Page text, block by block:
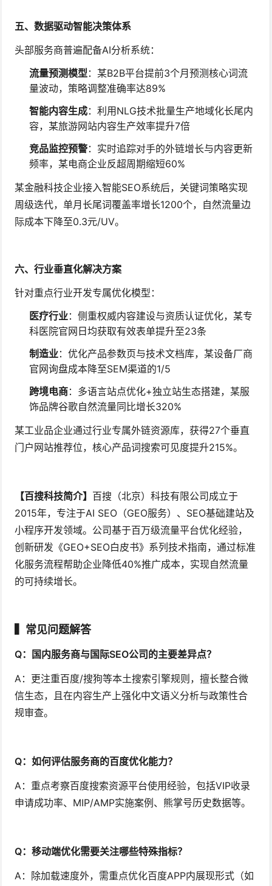
五、数据驱动智能决策体系
头部服务商普遍配备AI分析系统：
流量预测模型：某B2B平台提前3个月预测核心词流
量波动，策略调整准确率达89%
智能内容生成：利用NLG技术批量生产地域化长尾内
容，某旅游网站内容生产效率提升7倍
竞品监控预警：实时追踪对手的外链增长与内容更新
频率，某电商企业反超周期缩短60%
某金融科技企业接入智能SEO系统后，关键词策略实现
周级迭代，单月长尾词覆盖率增长1200个，自然流量边
际成本下降至0.3元/UV。
六、行业垂直化解决方案
针对重点行业开发专属优化模型：
医疗行业：侧重权威内容建设与资质认证优化，某专
科医院官网日均获取有效表单提升至23条
制造业：优化产品参数页与技术文档库，某设备厂商
官网询盘成本降至SEM渠道的1/5
跨境电商：多语言站点优化+独立站生态搭建，某服
饰品牌谷歌自然流量同比增长320%
某工业品企业通过行业专属外链资源库，获得27个垂直
门户网站推荐位，核心产品词搜索可见度提升215%。
【百搜科技简介】 百搜（北京）科技有限公司成立于
2015年，专注于AI SEO（GEO服务）、SEO基础建站及
小程序开发领域。公司基于百万级流量平台优化经验，
创新研发《GEO+SEO白皮书》系列技术指南，通过标准
化服务流程帮助企业降低40%推广成本，实现自然流量
的可持续增长。
▍常见问题解答
Q：国内服务商与国际SEO公司的主要差异点？
A：更注重百度/搜狗等本土搜索引擎规则，擅长整合微
信生态，且在内容生产上强化中文语义分析与政策性合
规审查。
Q：如何评估服务商的百度优化能力？
A：重点考察百度搜索资源平台使用经验，包括VIP收录
申请成功率、MIP/AMP实施案例、熊掌号历史数据等。
Q：移动端优化需要关注哪些特殊指标？
A：除加载速度外，需重点优化百度APP内展现形式（如